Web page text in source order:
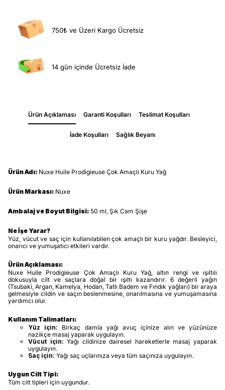
750₺ ve Üzeri Kargo Ücretsiz
14 gün içinde Ücretsiz İade
Ürün Açıklaması Garanti Koşulları Teslimat Koşulları
İade Koşulları Sağlık Beyanı
Ürün Adı: Nuxe Huile Prodigieuse Çok Amaçlı Kuru Yağ
Ürün Markası: Nuxe
Ambalaj ve Boyut Bilgisi: 50 ml, Şık Cam Şişe
Ne İşe Yarar?
Yüz, vücut ve saç için kullanılabilen çok amaçlı bir kuru yağdır. Besleyici,
onarıcı ve yumuşatıcı etkileri vardır.
Ürün Açıklaması:
Nuxe Huile Prodigieuse Çok Amaçlı Kuru Yağ, altın rengi ve ışıltılı
dokusuyla cilt ve saçlara doğal bir ışıltı kazandırır. 6 değerli yağın
(Tsubaki, Argan, Kamelya, Hodan, Tatlı Badem ve Fındık yağları) bir araya
gelmesiyle cildin ve saçın beslenmesine, onarılmasına ve yumuşamasına
yardımcı olur.
Kullanım Talimatları:
Yüz için: Birkaç damla yağı avuç içinize alın ve yüzünüze
nazikçe masaj yaparak uygulayın.
Vücut için: Yağı cildinize dairesel hareketlerle masaj yaparak
uygulayın.
Saç için: Yağı saç uçlarınıza veya tüm saçınıza uygulayın.
Uygun Cilt Tipi:
Tüm cilt tipleri için uygundur.